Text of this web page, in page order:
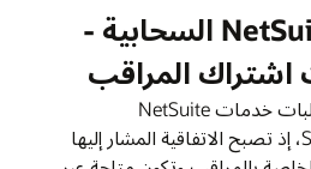
عقود خدمات NetSuite السحابية -
اشتراك المراقب
تتحكم هذه الاتفاقية في طلبات خدمات NetSuite
وSuiteProjects Pro Cloud، إذ تصبح الاتفاقية المشار إليها